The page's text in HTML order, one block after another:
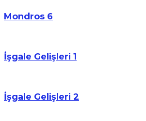
Mondros 6
İşgale Gelişleri 1
İşgale Gelişleri 2